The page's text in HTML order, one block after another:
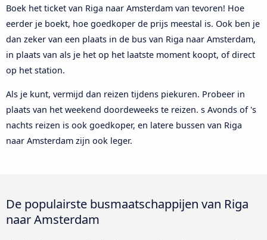
Boek het ticket van Riga naar Amsterdam van tevoren! Hoe
eerder je boekt, hoe goedkoper de prijs meestal is. Ook ben je
dan zeker van een plaats in de bus van Riga naar Amsterdam,
in plaats van als je het op het laatste moment koopt, of direct
op het station.
Als je kunt, vermijd dan reizen tijdens piekuren. Probeer in
plaats van het weekend doordeweeks te reizen. s Avonds of 's
nachts reizen is ook goedkoper, en latere bussen van Riga
naar Amsterdam zijn ook leger.
De populairste busmaatschappijen van Riga
naar Amsterdam